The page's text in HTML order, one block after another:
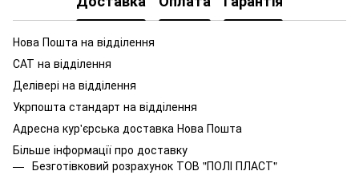
Нова Пошта на відділення
САТ на відділення
Делівері на відділення
Укрпошта стандарт на відділення
Адресна кур'єрська доставка Нова Пошта
Більше інформації про доставку
Безготівковий розрахунок ТОВ "ПОЛІ ПЛАСТ"